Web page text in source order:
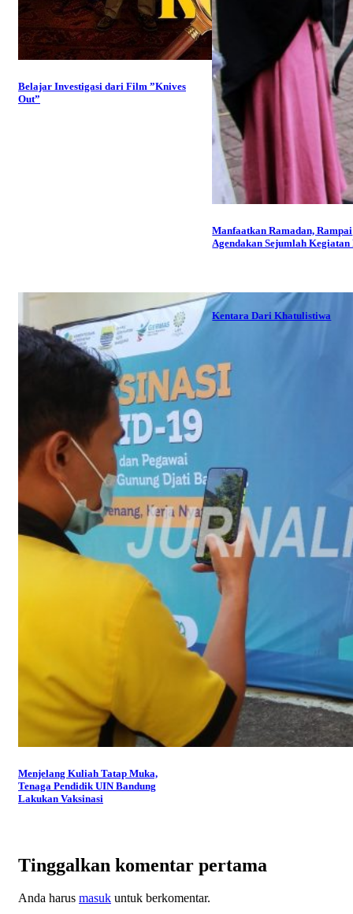
Belajar Investigasi dari Film ”Knives
Out”
Manfaatkan Ramadan, Rampai
Agendakan Sejumlah Kegiatan
Menjelang Kuliah Tatap Muka,
Tenaga Pendidik UIN Bandung
Lakukan Vaksinasi
Kentara Dari Khatulistiwa
Tinggalkan komentar pertama
Anda harus masuk untuk berkomentar.